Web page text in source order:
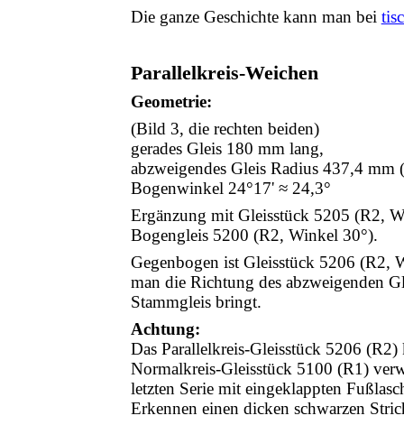
Die ganze Geschichte kann man bei
Parallelkreis-Weichen
Geometrie:
(Bild 3, die rechten beiden)
gerades Gleis 180 mm lang,
abzweigendes Gleis Radius 437,4 mm
Bogenwinkel 24°17' ≈ 24,3°
Ergänzung mit Gleisstück 5205 (R2,
Bogengleis 5200 (R2, Winkel 30°).
Gegenbogen ist Gleisstück 5206 (R2,
man die Richtung des abzweigenden
Stammgleis bringt.
Achtung:
Das Parallelkreis-Gleisstück 5206
Normalkreis-Gleisstück 5100 (R1)
letzten Serie mit eingeklappten
Erkennen einen dicken schwarzen